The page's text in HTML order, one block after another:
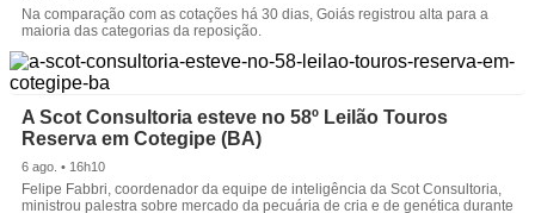
Na comparação com as cotações há 30 dias, Goiás registrou alta para a
maioria das categorias da reposição.
A Scot Consultoria esteve no 58º Leilão Touros
Reserva em Cotegipe (BA)
6 ago. • 16h10
Felipe Fabbri, coordenador da equipe de inteligência da Scot Consultoria,
ministrou palestra sobre mercado da pecuária de cria e de genética durante